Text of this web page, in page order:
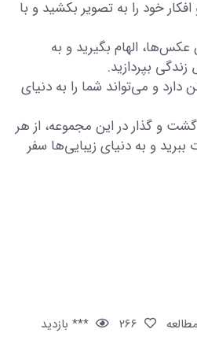
خود را به تصویر بکشید و با
عکس‌ها، الهام بگیرید و به
بپردازید.
و می‌تواند شما را به دنیای
و گذار در این مجموعه، از هر
و به دنیای زیبایی‌ها سفر
*** بازدید